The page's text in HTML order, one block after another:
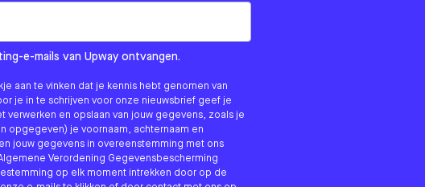
to hear from us?
e-mails van Upway ontvangen.
aan te vinken dat je kennis hebt genomen van
je in te schrijven voor onze nieuwsbrief geef je
verwerken en opslaan van jouw gegevens, zoals je
opgegeven) je voornaam, achternaam en
jouw gegevens in overeenstemming met ons
Verordening Gegevensbescherming
op elk moment intrekken door op de